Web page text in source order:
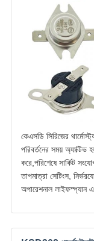
কেএসডি সিরিজের
পরিবর্তনের সময়
করে,পরিশেষে সার্কিট
তাপমাত্রা সেটিংস,
অপারেশনাল লাইফস্প্যান